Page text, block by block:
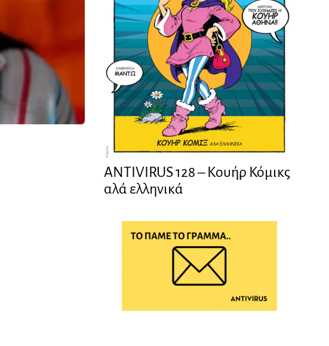
ANTIVIRUS 128 – Kουήρ Κόμικς
αλά ελληνικά